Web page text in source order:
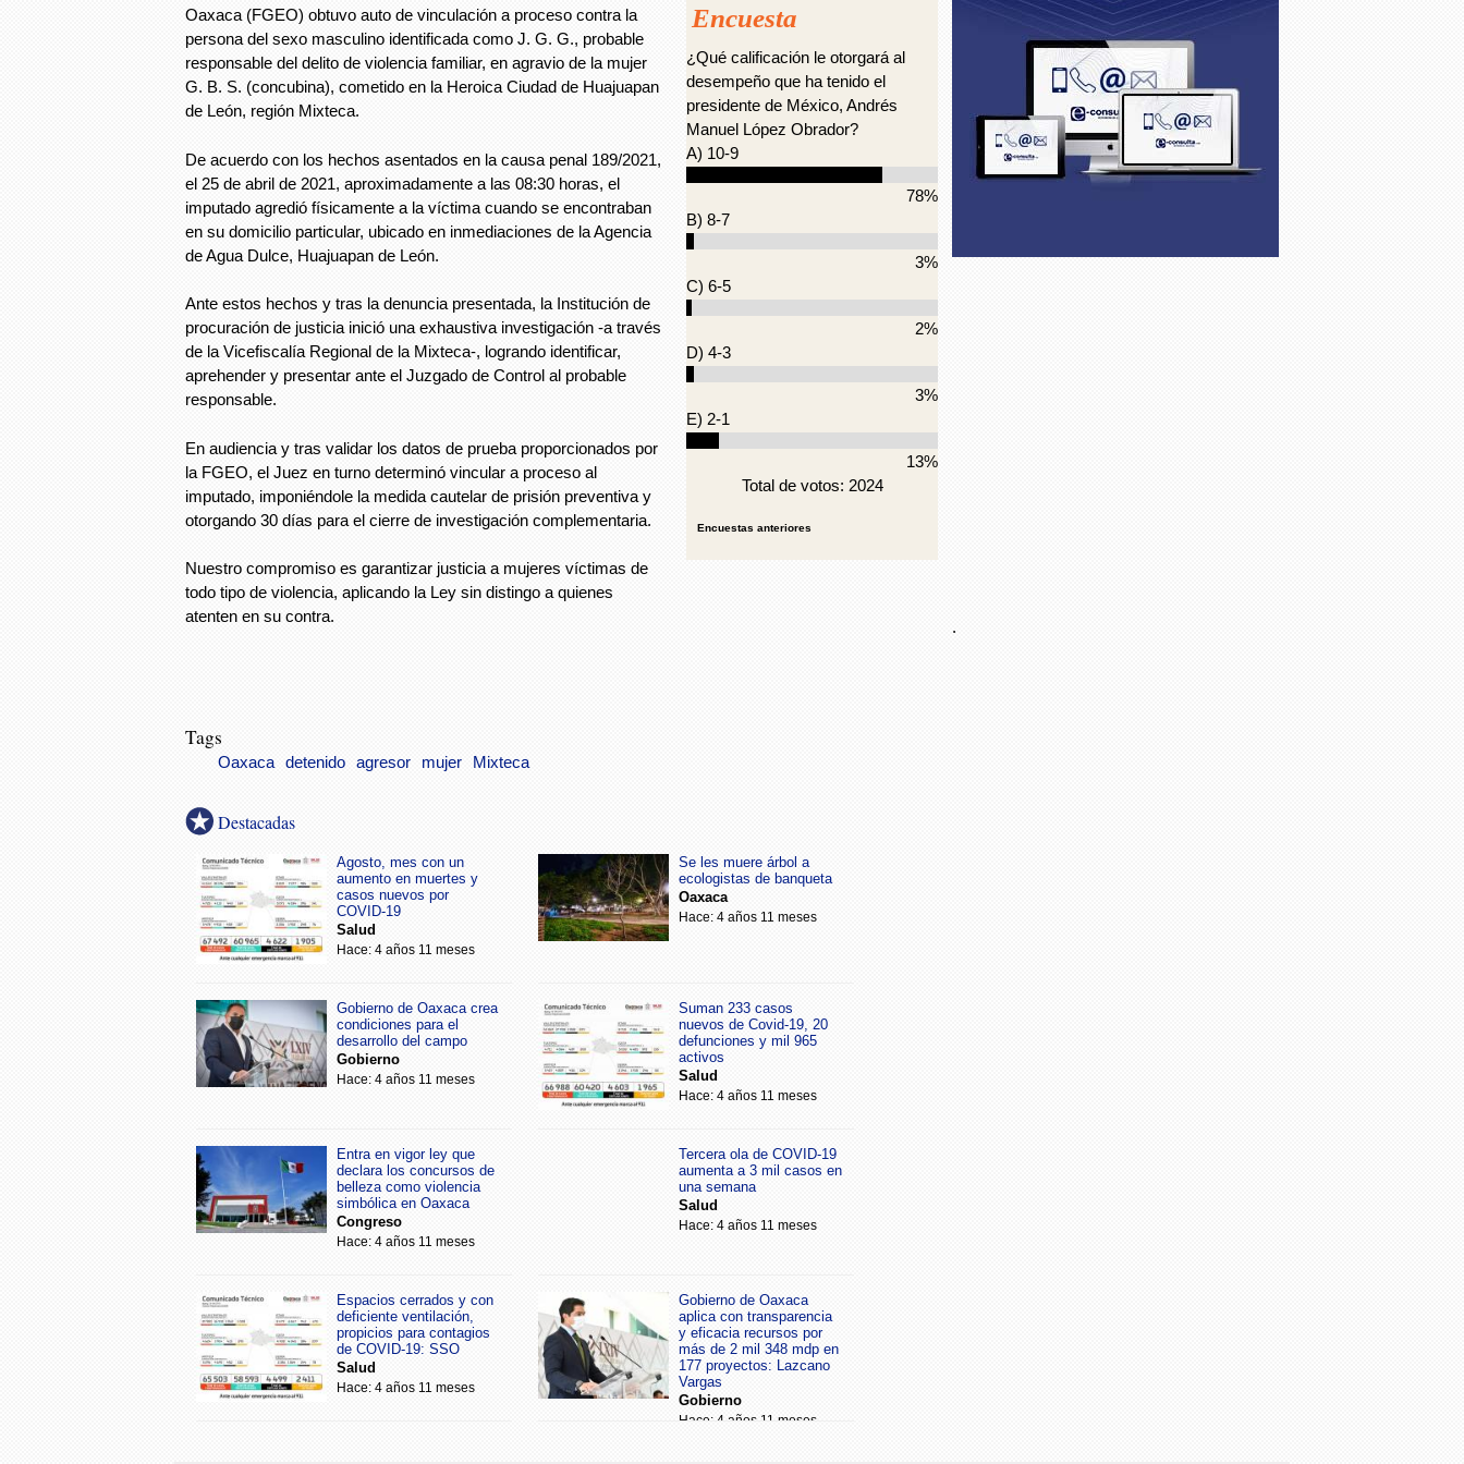
Oaxaca (FGEO) obtuvo auto de vinculación a proceso contra la
persona del sexo masculino identificada como J. G. G., probable
responsable del delito de violencia familiar, en agravio de la mujer
G. B. S. (concubina), cometido en la Heroica Ciudad de Huajuapan
de León, región Mixteca.
De acuerdo con los hechos asentados en la causa penal 189/2021,
el 25 de abril de 2021, aproximadamente a las 08:30 horas, el
imputado agredió físicamente a la víctima cuando se encontraban
en su domicilio particular, ubicado en inmediaciones de la Agencia
de Agua Dulce, Huajuapan de León.
Ante estos hechos y tras la denuncia presentada, la Institución de
procuración de justicia inició una exhaustiva investigación -a través
de la Vicefiscalía Regional de la Mixteca-, logrando identificar,
aprehender y presentar ante el Juzgado de Control al probable
responsable.
En audiencia y tras validar los datos de prueba proporcionados por
la FGEO, el Juez en turno determinó vincular a proceso al
imputado, imponiéndole la medida cautelar de prisión preventiva y
otorgando 30 días para el cierre de investigación complementaria.
Nuestro compromiso es garantizar justicia a mujeres víctimas de
todo tipo de violencia, aplicando la Ley sin distingo a quienes
atenten en su contra.
Encuesta
¿Qué calificación le otorgará al
desempeño que ha tenido el
presidente de México, Andrés
Manuel López Obrador?
A) 10-9
78%
B) 8-7
3%
C) 6-5
2%
D) 4-3
3%
E) 2-1
13%
Total de votos: 2024
Encuestas anteriores
Tags
Oaxaca detenido agresor mujer Mixteca
Destacadas
Agosto, mes con un
aumento en muertes y
casos nuevos por
COVID-19
Salud
Hace: 4 años 11 meses
Se les muere árbol a
ecologistas de banqueta
Oaxaca
Hace: 4 años 11 meses
Gobierno de Oaxaca crea
condiciones para el
desarrollo del campo
Gobierno
Hace: 4 años 11 meses
Suman 233 casos
nuevos de Covid-19, 20
defunciones y mil 965
activos
Salud
Hace: 4 años 11 meses
Entra en vigor ley que
declara los concursos de
belleza como violencia
simbólica en Oaxaca
Congreso
Hace: 4 años 11 meses
Tercera ola de COVID-19
aumenta a 3 mil casos en
una semana
Salud
Hace: 4 años 11 meses
Espacios cerrados y con
deficiente ventilación,
propicios para contagios
de COVID-19: SSO
Salud
Hace: 4 años 11 meses
Gobierno de Oaxaca
aplica con transparencia
y eficacia recursos por
más de 2 mil 348 mdp en
177 proyectos: Lazcano
Vargas
Gobierno
Hace: 4 años 11 meses
.